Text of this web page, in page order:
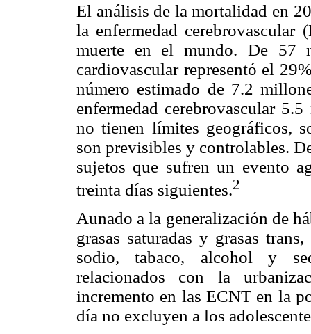
El análisis de la mortalidad en
la enfermedad cerebrovascular
muerte en el mundo. De 57
cardiovascular representó el
número estimado de 7.2
enfermedad cerebrovascular
no tienen límites geográficos,
son previsibles y controlables.
sujetos que sufren un evento
treinta días siguientes.2
Aunado a la generalización de
grasas saturadas y grasas
sodio, tabaco, alcohol y
relacionados con la
incremento en las ECNT en la
día no excluyen a los